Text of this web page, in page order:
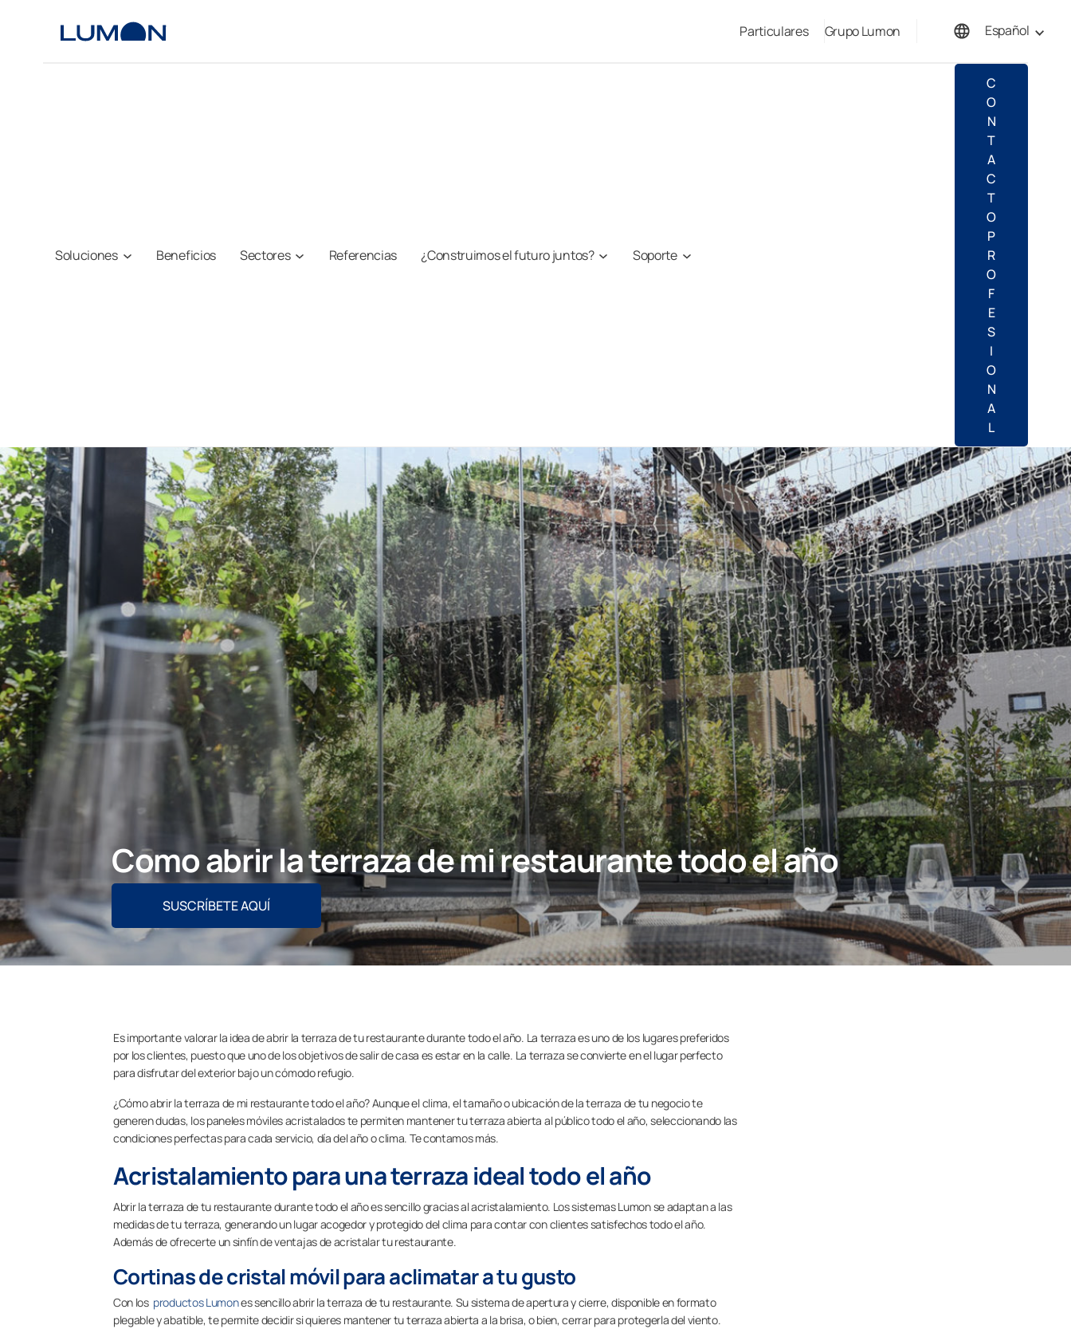
Particulares Grupo Lumon
Español
Soluciones Beneficios Sectores Referencias ¿Construimos el futuro juntos? Soporte
C
O
N
T
A
C
T
O
P
R
O
F
E
S
I
O
N
A
L
Como abrir la terraza de mi restaurante todo el año
SUSCRÍBETE AQUÍ
Es importante valorar la idea de abrir la terraza de tu restaurante durante todo el año. La terraza es uno de los lugares preferidos
por los clientes, puesto que uno de los objetivos de salir de casa es estar en la calle. La terraza se convierte en el lugar perfecto
para disfrutar del exterior bajo un cómodo refugio.
¿Cómo abrir la terraza de mi restaurante todo el año? Aunque el clima, el tamaño o ubicación de la terraza de tu negocio te
generen dudas, los paneles móviles acristalados te permiten mantener tu terraza abierta al público todo el año, seleccionando las
condiciones perfectas para cada servicio, día del año o clima. Te contamos más.
Acristalamiento para una terraza ideal todo el año
Abrir la terraza de tu restaurante durante todo el año es sencillo gracias al acristalamiento. Los sistemas Lumon se adaptan a las
medidas de tu terraza, generando un lugar acogedor y protegido del clima para contar con clientes satisfechos todo el año.
Además de ofrecerte un sinfín de ventajas de acristalar tu restaurante.
Cortinas de cristal móvil para aclimatar a tu gusto
Con los productos Lumones sencillo abrir la terraza de tu restaurante. Su sistema de apertura y cierre, disponible en formato
plegable y abatible, te permite decidir si quieres mantener tu terraza abierta a la brisa, o bien, cerrar para protegerla del viento.